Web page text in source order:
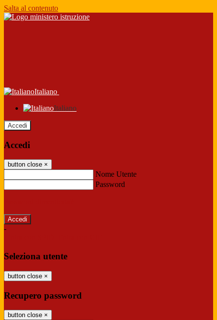
Salta al contenuto
Italiano
Italiano
Accedi
Accedi
button close ×
Nome Utente
Password
-
Seleziona utente
button close ×
Recupero password
button close ×